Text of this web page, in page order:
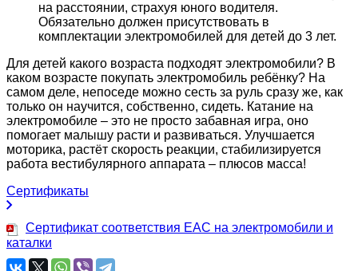
на расстоянии, страхуя юного водителя.
Обязательно должен присутствовать в
комплектации электромобилей для детей до 3 лет.
Для детей какого возраста подходят электромобили? В
каком возрасте покупать электромобиль ребёнку? На
самом деле, непоседе можно сесть за руль сразу же, как
только он научится, собственно, сидеть. Катание на
электромобиле – это не просто забавная игра, оно
помогает малышу расти и развиваться. Улучшается
моторика, растёт скорость реакции, стабилизируется
работа вестибулярного аппарата – плюсов масса!
Сертификаты
Сертификат соответствия EAC на электромобили и
каталки